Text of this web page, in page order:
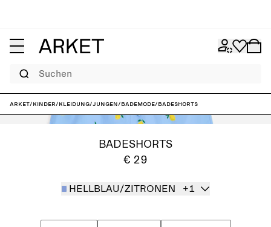
Suchen
ARKET/Kinder/Kleidung/Jungen/Bademode/Badeshorts
BADESHORTS
€ 29
HELLBLAU/ZITRONEN +1